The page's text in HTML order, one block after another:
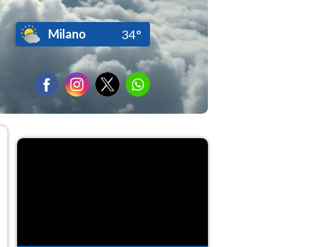
Milano 34°